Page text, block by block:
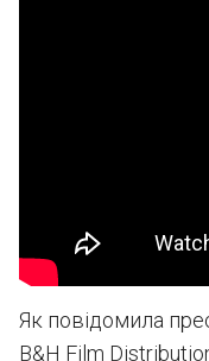
Як повідомила
B&H Film